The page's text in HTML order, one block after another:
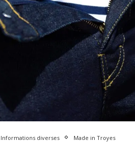
Informations diverses Made in Troyes